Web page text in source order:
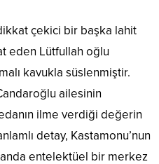
çekici bir başka lahit
eden Lütfullah oğlu
kavukla süslenmiştir.
ailesinin
ilme verdiği değerin
detay, Kastamonu’nun
entelektüel bir merkez